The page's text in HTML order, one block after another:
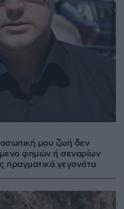
μου ζωή δεν
φημών ή σεναρίων
πραγματικά γεγονότα